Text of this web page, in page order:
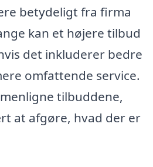
betydeligt fra firma
kan et højere tilbud
det inkluderer bedre
omfattende service.
tilbuddene,
at afgøre, hvad der er